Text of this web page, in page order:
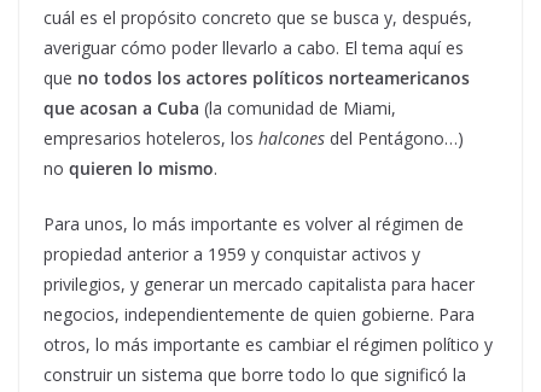
cuál es el propósito concreto que se busca y, después,
averiguar cómo poder llevarlo a cabo. El tema aquí es
que no todos los actores políticos norteamericanos
que acosan a Cuba (la comunidad de Miami,
empresarios hoteleros, los halcones del Pentágono…)
no quieren lo mismo.
Para unos, lo más importante es volver al régimen de
propiedad anterior a 1959 y conquistar activos y
privilegios, y generar un mercado capitalista para hacer
negocios, independientemente de quien gobierne. Para
otros, lo más importante es cambiar el régimen político y
construir un sistema que borre todo lo que significó la